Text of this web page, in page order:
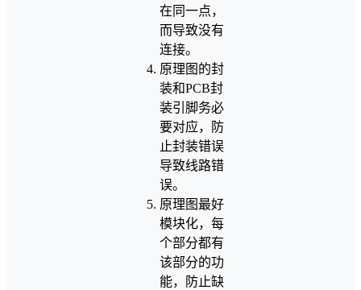
在同一点，
而导致没有
连接。
原理图的封
装和PCB封
装引脚务必
要对应，防
止封装错误
导致线路错
误。
原理图最好
模块化，每
个部分都有
该部分的功
能，防止缺